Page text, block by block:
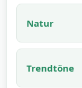
Natur
Trendtöne